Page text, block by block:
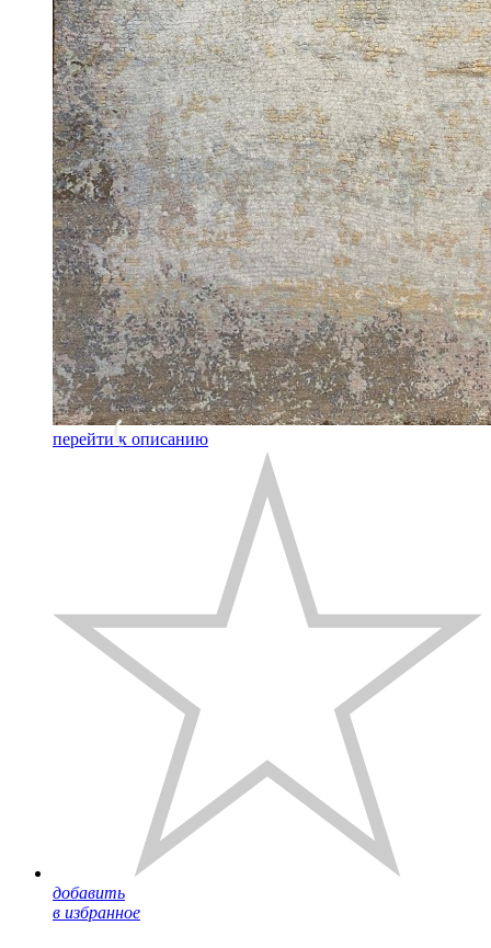
перейти к описанию
добавить
в избранное